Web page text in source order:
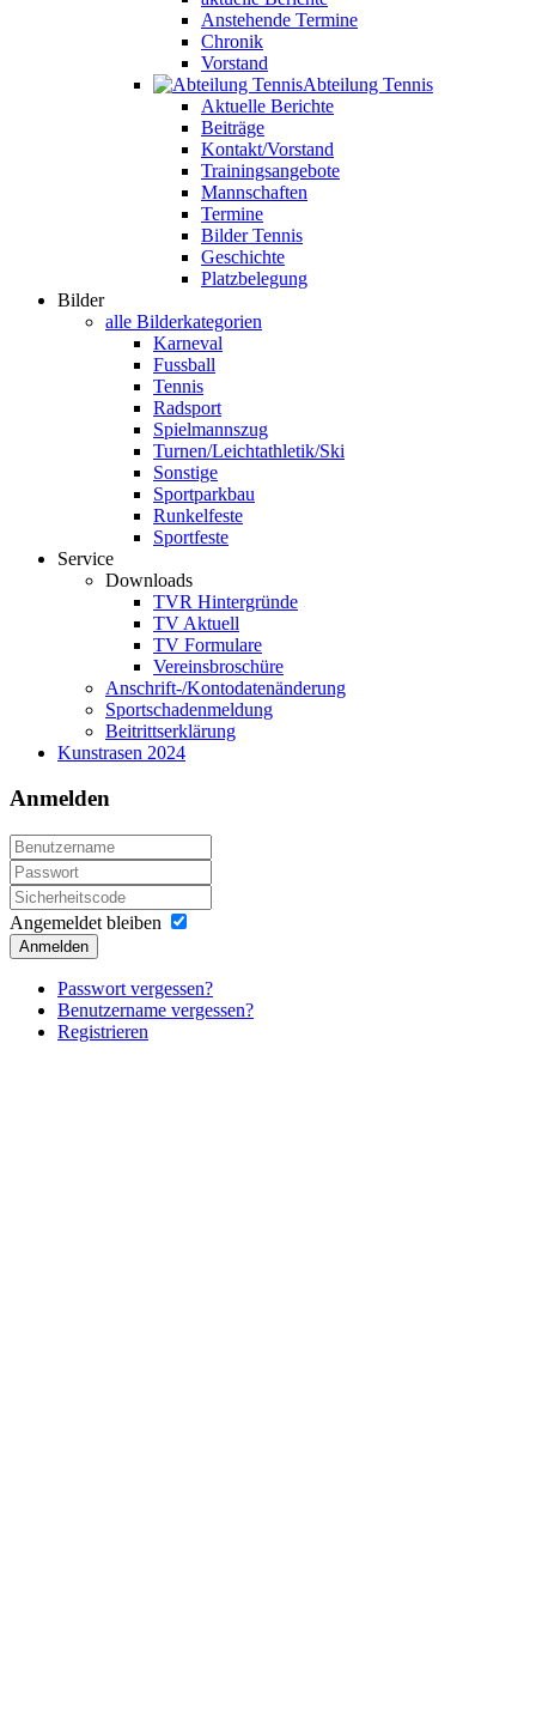
Anstehende Termine
Chronik
Vorstand
Abteilung Tennis
Aktuelle Berichte
Beiträge
Kontakt/Vorstand
Trainingsangebote
Mannschaften
Termine
Bilder Tennis
Geschichte
Platzbelegung
Bilder
alle Bilderkategorien
Karneval
Fussball
Tennis
Radsport
Spielmannszug
Turnen/Leichtathletik/Ski
Sonstige
Sportparkbau
Runkelfeste
Sportfeste
Service
Downloads
TVR Hintergründe
TV Aktuell
TV Formulare
Vereinsbroschüre
Anschrift-/Kontodatenänderung
Sportschadenmeldung
Beitrittserklärung
Kunstrasen 2024
Anmelden
Angemeldet bleiben
Anmelden
Passwort vergessen?
Benutzername vergessen?
Registrieren